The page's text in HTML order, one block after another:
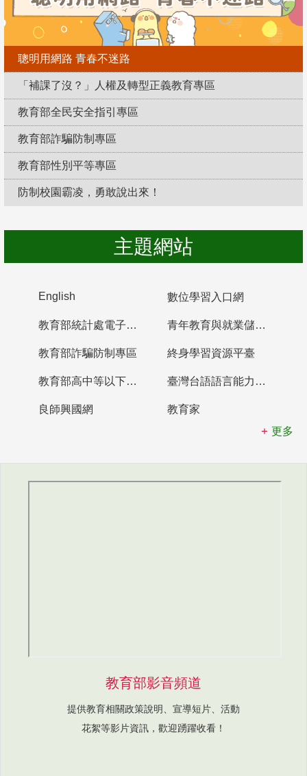
聰明用網路 青春不迷路
「補課了沒？」人權及轉型正義教育專區
教育部全民安全指引專區
教育部詐騙防制專區
教育部性別平等專區
防制校園霸凌，勇敢說出來！
主題網站
English 數位學習入口網
教育部統計處電子書櫃 青年教育與就業儲蓄帳戶
教育部詐騙防制專區 終身學習資源平臺
教育部高中等以下學校及幼兒園教師資格檢定考試 臺灣台語語言能力認證網站
良師興國網
教育家
更多
教育部影音頻道
提供教育相關政策說明、宣導短片、活動
花絮等影片資訊，歡迎踴躍收看！